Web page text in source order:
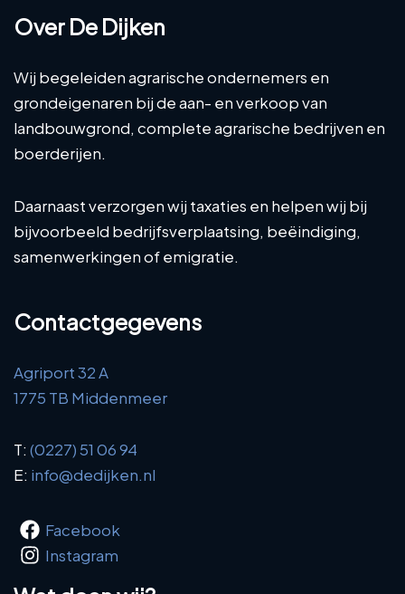
Over De Dijken
Wij begeleiden agrarische ondernemers en
grondeigenaren bij de aan- en verkoop van
landbouwgrond, complete agrarische bedrijven en
boerderijen.
Daarnaast verzorgen wij taxaties en helpen wij bij
bijvoorbeeld bedrijfsverplaatsing, beëindiging,
samenwerkingen of emigratie.
Contactgegevens
Agriport 32 A
1775 TB Middenmeer
T: (0227) 51 06 94
E: info@dedijken.nl
Facebook
Instagram